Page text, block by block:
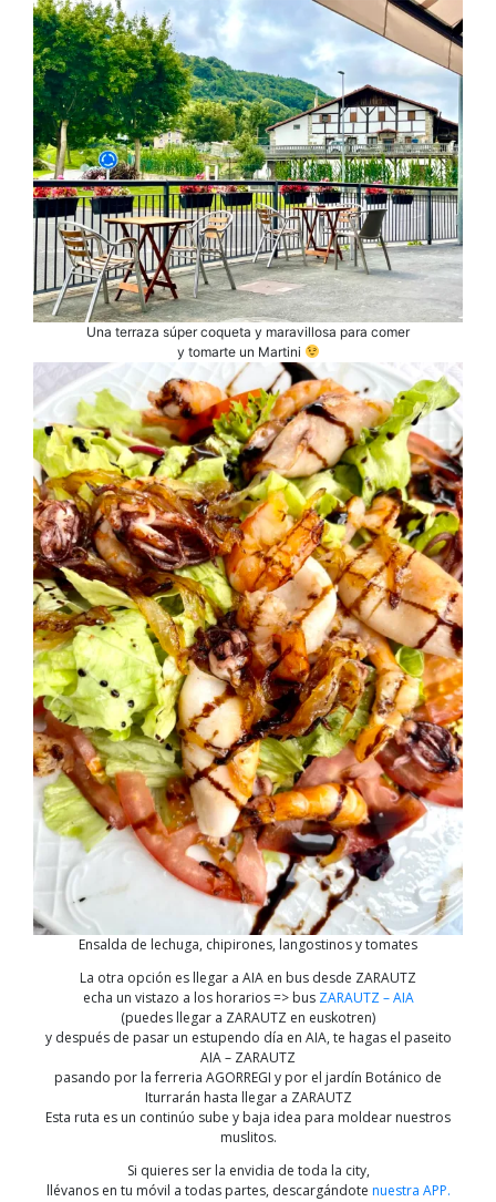
Una terraza súper coqueta y maravillosa para comer
y tomarte un Martini
Ensalda de lechuga, chipirones, langostinos y tomates
La otra opción es llegar a AIA en bus desde ZARAUTZ
echa un vistazo a los horarios => bus ZARAUTZ – AIA
(puedes llegar a ZARAUTZ en euskotren)
y después de pasar un estupendo día en AIA, te hagas el paseito
AIA – ZARAUTZ
pasando por la ferreria AGORREGI y por el jardín Botánico de
Iturrarán hasta llegar a ZARAUTZ
Esta ruta es un continúo sube y baja idea para moldear nuestros
muslitos.
Si quieres ser la envidia de toda la city,
llévanos en tu móvil a todas partes, descargándote nuestra APP.